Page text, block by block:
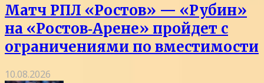
Матч РПЛ «Ростов» — «Рубин»
на «Ростов‑Арене» пройдет с
ограничениями по вместимости
10.08.2026